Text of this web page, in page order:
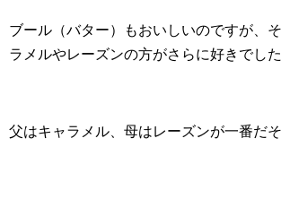
ブール（バター）もおいしいのですが、
ラメルやレーズンの方がさらに好きでした
父はキャラメル、母はレーズンが一番だそ